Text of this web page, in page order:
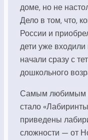
доме, но не
Дело в том, что,
России и
дети уже
начали сразу с
дошкольного
Самым любимым
стало
приведены
сложности — от